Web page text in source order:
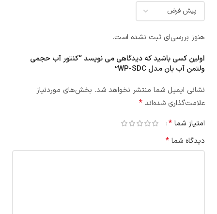
هنوز بررسی‌ای ثبت نشده است.
اولین کسی باشید که دیدگاهی می نویسد “کنتور آب حجمی
ولتمن آب بان مدل WP-SDC”
نشانی ایمیل شما منتشر نخواهد شد. بخش‌های موردنیاز
علامت‌گذاری شده‌اند *
امتیاز شما *
دیدگاه شما *